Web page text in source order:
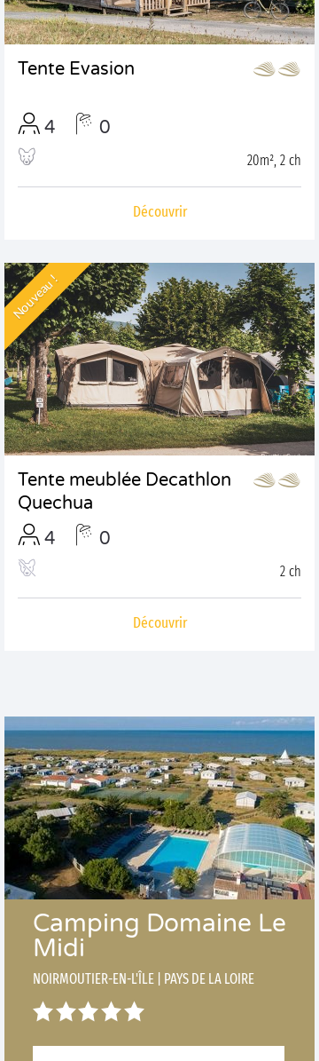
Tente Evasion
4 0
20m², 2 ch
Découvrir
Nouveau !
Tente meublée Decathlon
Quechua
4
0
2 ch
Découvrir
Camping Domaine Le
Midi
NOIRMOUTIER-EN-L'ÎLE PAYS DE LA LOIRE